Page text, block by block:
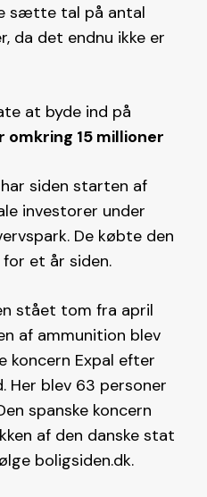
sætte tal på antal
da det endnu ikke er
at byde ind på
15 millioner
siden starten af
investorer under
De købte den
et år siden.
stået tom fra april
af ammunition blev
koncern Expal efter
Her blev 63 personer
spanske koncern
af den danske stat
boligsiden.dk.